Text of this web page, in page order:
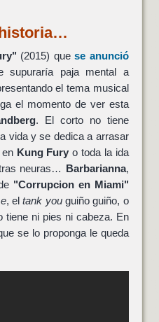
historia…
(2015) quese anunció
supuraría paja mental a
el tema musical
el momento de ver esta
. El corto no tiene
vida y se dedica a arrasar
Kung Fury o toda la ida
neuras… Barbarianna,
"Corrupcion en Miami"
, eltank youguiño guiño, o
tiene ni pies ni cabeza. En
se lo proponga le queda